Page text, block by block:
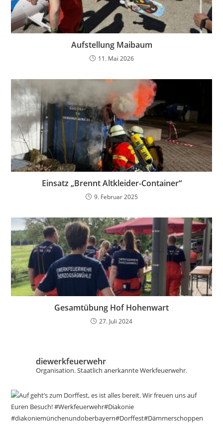
Aufstellung Maibaum
11. Mai 2026
Einsatz „Brennt Altkleider-Container“
9. Februar 2025
Gesamtübung Hof Hohenwart
27. Juli 2024
diewerkfeuerwehr
Organisation.Staatlich anerkannte Werkfeuerwehr.